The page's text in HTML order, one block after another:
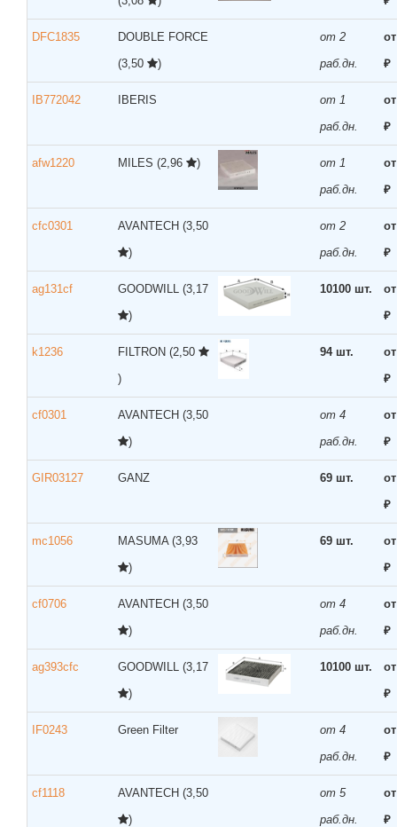
DFC1835
DOUBLE FORCE
(3,50
)
от 2
раб.дн.
₽
IB772042 IBERIS
от 1
раб.дн.
₽
afw1220 MILES (2,96 )
от 1
раб.дн.
₽
cfc0301 AVANTECH (3,50
)
от 2
раб.дн.
₽
ag131cf GOODWILL (3,17
)
10100 шт.
₽
k1236 FILTRON (2,50
)
94 шт.
₽
cf0301 AVANTECH (3,50
)
от 4
раб.дн.
₽
GIR03127 GANZ 69 шт.
₽
mc1056 MASUMA (3,93
)
69 шт.
₽
cf0706 AVANTECH (3,50
)
от 4
раб.дн.
₽
ag393cfc GOODWILL (3,17
)
10100 шт.
₽
IF0243 Green Filter
от 4
раб.дн.
₽
cf1118 AVANTECH (3,50
)
от 5
раб.дн.
₽